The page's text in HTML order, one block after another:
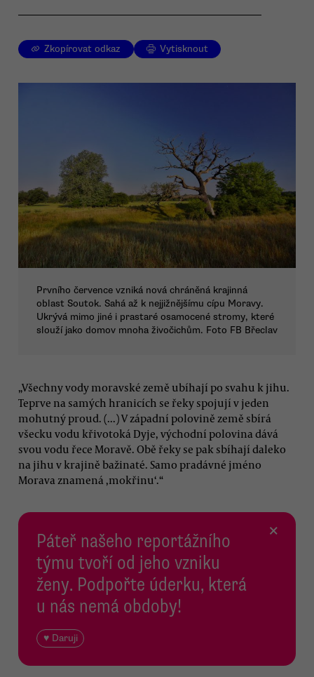
Zkopírovat odkaz Vytisknout
Prvního července vzniká nová chráněná krajinná
oblast Soutok. Sahá až k nejjižnějšímu cípu Moravy.
Ukrývá mimo jiné i prastaré osamocené stromy, které
slouží jako domov mnoha živočichům. Foto FB Břeclav
„Všechny vody moravské země ubíhají po svahu k jihu.
Teprve na samých hranicích se řeky spojují v jeden
mohutný proud. (...) V západní polovině země sbírá
všecku vodu křivotoká Dyje, východní polovina dává
svou vodu řece Moravě. Obě řeky se pak sbíhají daleko
na jihu v krajině bažinaté. Samo pradávné jméno
Morava znamená ‚mokřinu‘.“
Páteř našeho reportážního
týmu tvoří od jeho vzniku
ženy. Podpořte úderku, která
u nás nemá obdoby!
♥ Daruji
×